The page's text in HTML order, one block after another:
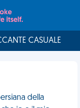
CASUALE
della